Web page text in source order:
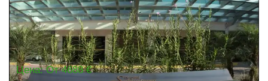
Цена: От 4688 €